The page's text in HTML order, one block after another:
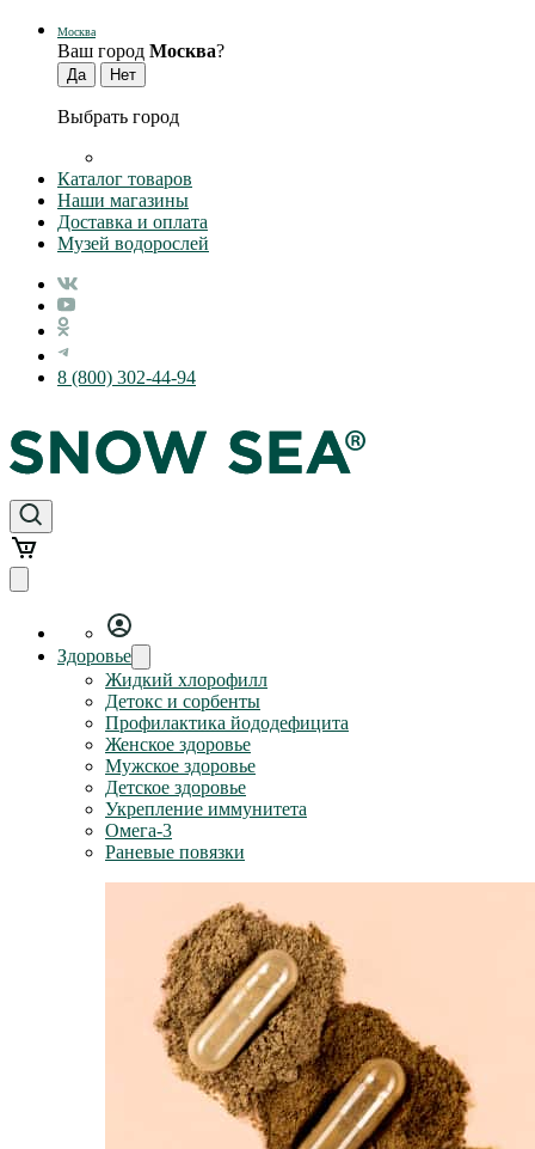
Москва
Ваш город Москва?
Выбрать город
Каталог товаров
Наши магазины
Доставка и оплата
Музей водорослей
8 (800) 302-44-94
Здоровье
Жидкий хлорофилл
Детокс и сорбенты
Профилактика йододефицита
Женское здоровье
Мужское здоровье
Детское здоровье
Укрепление иммунитета
Омега-3
Раневые повязки